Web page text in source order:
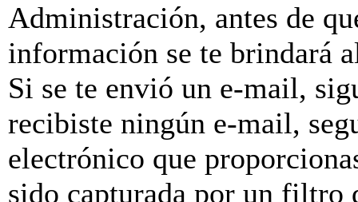
Administración, antes de
información se te brindará
Si se te envió un e-mail,
recibiste ningún e-mail,
electrónico que
sido capturada por un filtro